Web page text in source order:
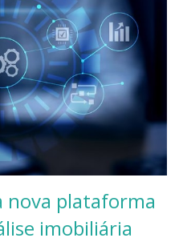
nova plataforma
imobiliária